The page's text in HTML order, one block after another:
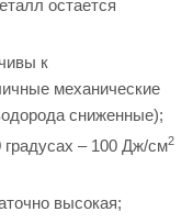
остается
к
механические
сниженные);
градусах – 100 Дж/см2
высокая;